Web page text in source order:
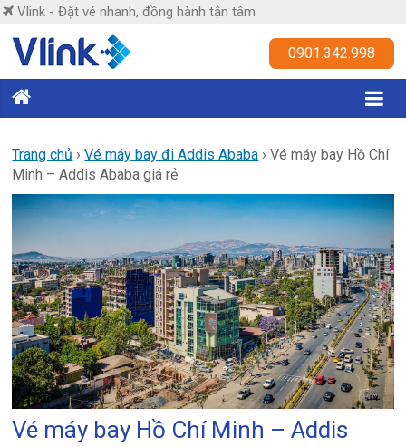
Skip
content
Vlink - Đặt vé nhanh, đồng hành tận tâm
Vlink
nhanh,
đồng
hành
tận
tâm
0901.342.998
Trang chủ ›Vé máy bay đi Addis Ababa ›Vé máy bay Hồ Chí
Minh – Addis Ababa giá rẻ
Vé máy bay Hồ Chí Minh – Addis